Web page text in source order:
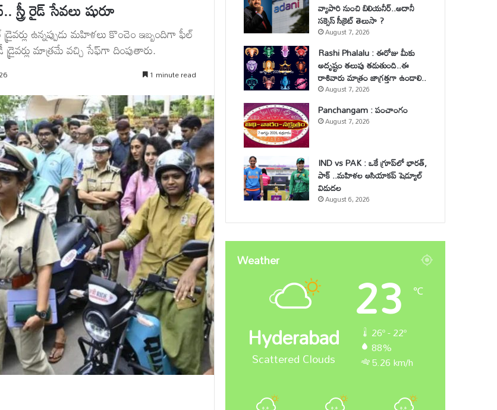
రైడ్ సేవలు షురూ
ఉన్నప్పుడు మహిళలు కొంచెం ఇబ్బందిగా ఫీల్
మాత్రమే వచ్చి సేఫ్‌గా దింపుతారు.
1 minute read
వ్యాపారి నుంచి బిలియనీర్..అదానీ
సక్సెస్ సీక్రెట్ తెలుసా ?
August 7, 2026
Rashi Phalalu : ఈరోజు మీకు
అదృష్టం తలుపు తడుతుంది..ఈ
రాశివారు మాత్రం జాగ్రత్తగా ఉండాలి..
August 7, 2026
Panchangam : పంచాంగం
August 7, 2026
IND vs PAK : ఒకే గ్రూప్‌లో భారత్,
పాక్ ..మహిళల ఆసియాకప్ షెడ్యూల్
విడుదల
August 6, 2026
Weather
Hyderabad
Scattered Clouds
23 ℃
26º - 22º
88%
5.26 km/h